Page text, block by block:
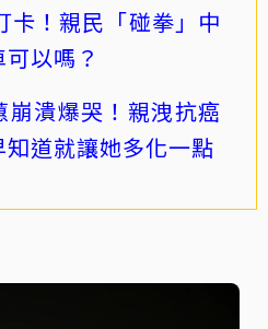
卡！親民「碰拳」中
以嗎？
崩潰爆哭！親洩抗癌
道就讓她多化一點